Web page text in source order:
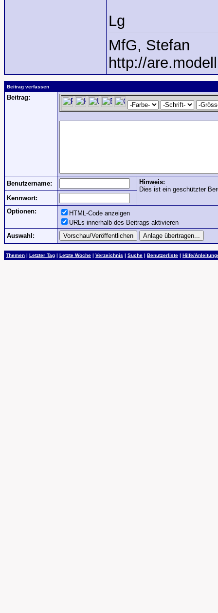
Lg
MfG, Stefan
http://
Beitrag verfassen
Beitrag:
Benutzername:
Hinweis:
Dies ist ein geschützter
Kennwort:
Optionen:
HTML-Code anzeigen
URLs innerhalb des Beitrags aktivieren
Auswahl:
Themen | Letzter Tag | Letzte Woche | Verzeichnis | Suche | Benutzerliste | Hilfe/